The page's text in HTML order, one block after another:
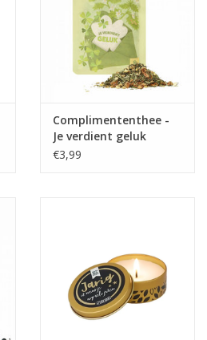
Complimententhee -
Je verdient geluk
€3,99